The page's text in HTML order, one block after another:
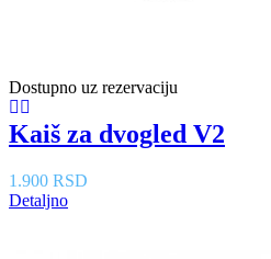
Dostupno uz rezervaciju
Kaiš za dvogled V2
1.900 RSD
Detaljno